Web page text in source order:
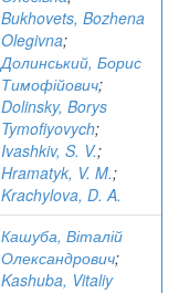
Bukhovets, Bozhena
Olegivna;
Долинський, Борис
Тимофійович;
Dolinsky, Borys
Tymofiyovych;
Ivashkiv, S. V.;
Hramatyk, V. M.;
Krachylova, D. A.
Кашуба, Віталій
Олександрович;
Kashuba, Vitaliy